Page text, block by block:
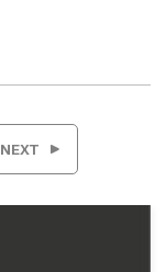
NEXT